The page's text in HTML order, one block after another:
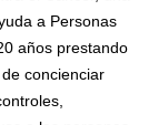
a Personas
años prestando
concienciar